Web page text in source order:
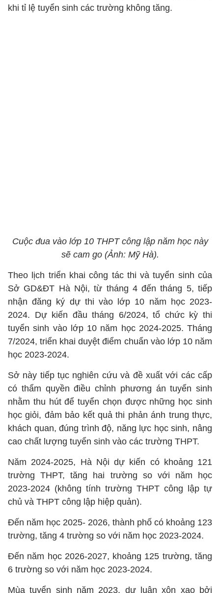
khi tỉ lệ tuyển sinh các trường không tăng.
Cuộc đua vào lớp 10 THPT công lập năm học này
sẽ cam go (Ảnh: Mỹ Hà).
Theo lịch triển khai công tác thi và tuyển sinh của
Sở GD&ĐT Hà Nội, từ tháng 4 đến tháng 5, tiếp
nhận đăng ký dự thi vào lớp 10 năm học 2023-
2024. Dự kiến đầu tháng 6/2024, tổ chức kỳ thi
tuyển sinh vào lớp 10 năm học 2024-2025. Tháng
7/2024, triển khai duyệt điểm chuẩn vào lớp 10 năm
học 2023-2024.
Sở này tiếp tục nghiên cứu và đề xuất với các cấp
có thẩm quyền điều chỉnh phương án tuyển sinh
nhằm thu hút để tuyển chọn được những học sinh
học giỏi, đảm bảo kết quả thi phản ánh trung thực,
khách quan, đúng trình độ, năng lực học sinh, nâng
cao chất lượng tuyển sinh vào các trường THPT.
Năm 2024-2025, Hà Nội dự kiến có khoảng 121
trường THPT, tăng hai trường so với năm học
2023-2024 (không tính trường THPT công lập tự
chủ và THPT công lập hiệp quản).
Đến năm học 2025- 2026, thành phố có khoảng 123
trường, tăng 4 trường so với năm học 2023-2024.
Đến năm học 2026-2027, khoảng 125 trường, tăng
6 trường so với năm học 2023-2024.
Mùa tuyển sinh năm 2023, dư luận xôn xao bởi